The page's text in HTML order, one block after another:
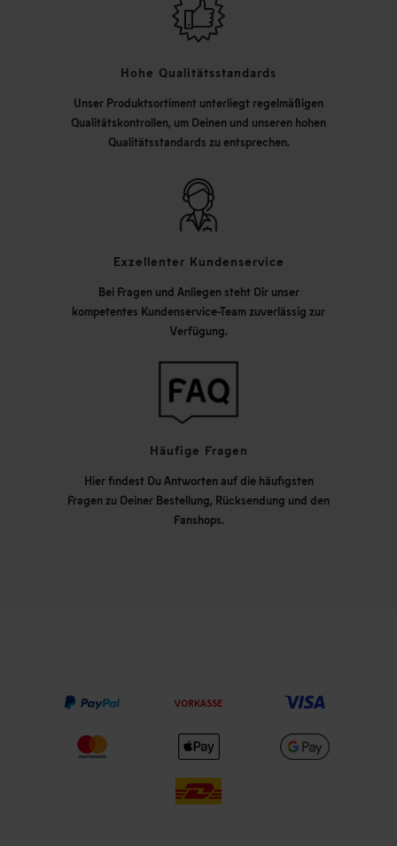
Hohe Qualitätsstandards
Unser Produktsortiment unterliegt regelmäßigen
Qualitätskontrollen, um Deinen und unseren hohen
Qualitätsstandards zu entsprechen.
Exzellenter Kundenservice
Bei Fragen und Anliegen steht Dir unser
kompetentes Kundenservice-Team zuverlässig zur
Verfügung.
Häufige Fragen
Hier findest Du Antworten auf die häufigsten
Fragen zu Deiner Bestellung, Rücksendung und den
Fanshops.
VORKASSE